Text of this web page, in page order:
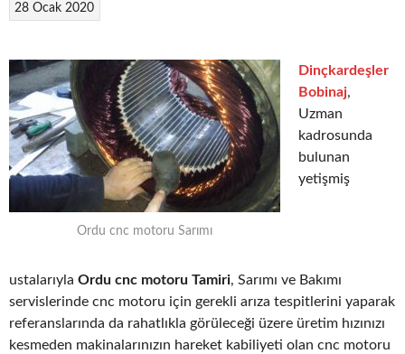
28 Ocak 2020
Ordu cnc motoru Sarımı
Dinçkardeşler
Bobinaj,
Uzman
kadrosunda
bulunan
yetişmiş
ustalarıyla Ordu cnc motoru Tamiri, Sarımı ve Bakımı
servislerinde cnc motoru için gerekli arıza tespitlerini yaparak
referanslarında da rahatlıkla görüleceği üzere üretim hızınızı
kesmeden makinalarınızın hareket kabiliyeti olan cnc motoru